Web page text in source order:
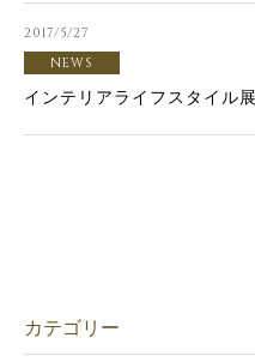
2017/5/27
NEWS
インテリアライフスタイル
カテゴリー